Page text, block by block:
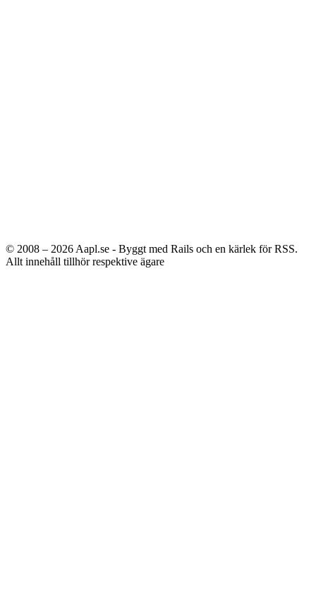
© 2008 – 2026 Aapl.se - Byggt med Rails och en kärlek för RSS.
Allt innehåll tillhör respektive ägare